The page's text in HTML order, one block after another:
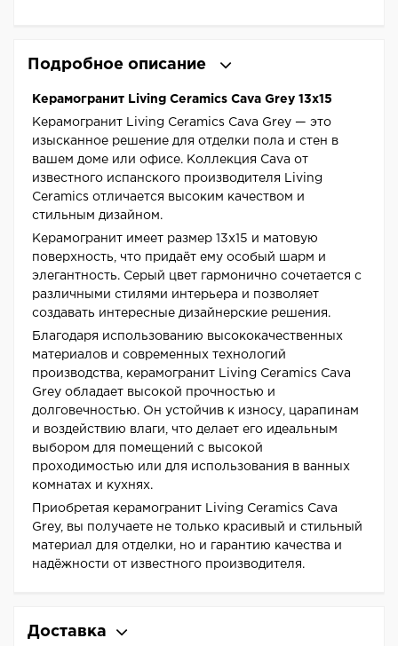
Подробное описание
Керамогранит Living Ceramics Cava Grey 13x15
Керамогранит Living Ceramics Cava Grey — это
изысканное решение для отделки пола и стен в
вашем доме или офисе. Коллекция Cava от
известного испанского производителя Living
Ceramics отличается высоким качеством и
стильным дизайном.
Керамогранит имеет размер 13x15 и матовую
поверхность, что придаёт ему особый шарм и
элегантность. Серый цвет гармонично сочетается с
различными стилями интерьера и позволяет
создавать интересные дизайнерские решения.
Благодаря использованию высококачественных
материалов и современных технологий
производства, керамогранит Living Ceramics Cava
Grey обладает высокой прочностью и
долговечностью. Он устойчив к износу, царапинам
и воздействию влаги, что делает его идеальным
выбором для помещений с высокой
проходимостью или для использования в ванных
комнатах и кухнях.
Приобретая керамогранит Living Ceramics Cava
Grey, вы получаете не только красивый и стильный
материал для отделки, но и гарантию качества и
надёжности от известного производителя.
Доставка